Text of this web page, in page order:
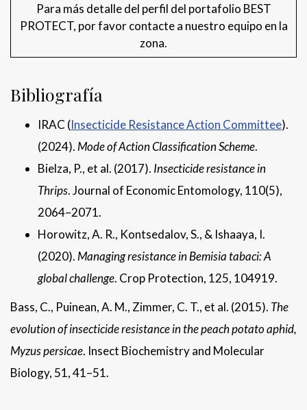
Para más detalle del perfil del portafolio BEST
PROTECT, por favor contacte a nuestro equipo en la
zona.
Bibliografía
IRAC (Insecticide Resistance Action Committee).
(2024). Mode of Action Classification Scheme.
Bielza, P., et al. (2017). Insecticide resistance in
Thrips. Journal of Economic Entomology, 110(5),
2064–2071.
Horowitz, A. R., Kontsedalov, S., & Ishaaya, I.
(2020). Managing resistance in Bemisia tabaci: A
global challenge. Crop Protection, 125, 104919.
Bass, C., Puinean, A. M., Zimmer, C. T., et al. (2015). The
evolution of insecticide resistance in the peach potato aphid,
Myzus persicae. Insect Biochemistry and Molecular
Biology, 51, 41–51.